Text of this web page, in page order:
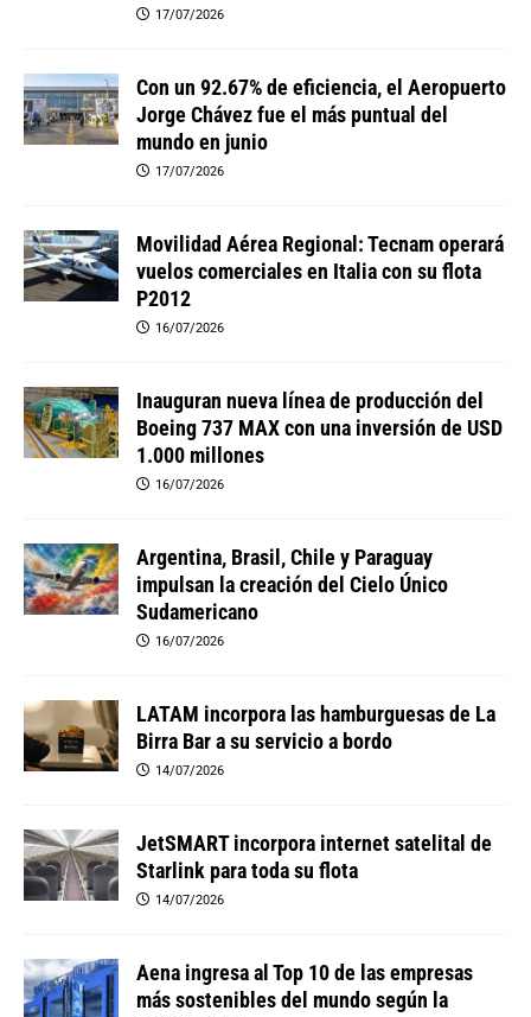
17/07/2026
Con un 92.67% de eficiencia, el Aeropuerto
Jorge Chávez fue el más puntual del
mundo en junio
17/07/2026
Movilidad Aérea Regional: Tecnam operará
vuelos comerciales en Italia con su flota
P2012
16/07/2026
Inauguran nueva línea de producción del
Boeing 737 MAX con una inversión de USD
1.000 millones
16/07/2026
Argentina, Brasil, Chile y Paraguay
impulsan la creación del Cielo Único
Sudamericano
16/07/2026
LATAM incorpora las hamburguesas de La
Birra Bar a su servicio a bordo
14/07/2026
JetSMART incorpora internet satelital de
Starlink para toda su flota
14/07/2026
Aena ingresa al Top 10 de las empresas
más sostenibles del mundo según la